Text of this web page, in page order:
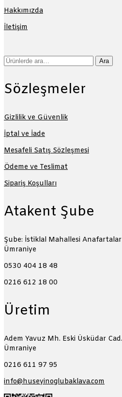
Hakkımızda
İletişim
Ara: Ara
Sözleşmeler
Gizlilik ve Güvenlik
İptal ve İade
Mesafeli Satış Sözleşmesi
Ödeme ve Teslimat
Sipariş Koşulları
Atakent Şube
Şube: İstiklal Mahallesi
Ümraniye
0530 404 18 48
0216 612 18 00
Üretim
Adem Yavuz Mh. Eski Üsküdar
Ümraniye
0216 611 97 95
info@huseyinoglubaklava.com